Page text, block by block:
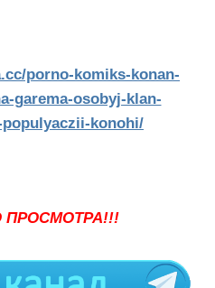
porno-komiks-konan-
garema-osobyj-klan-
konohi/
ПРОСМОТРА!!!